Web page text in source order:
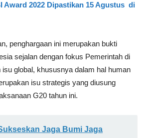
Award 2022 Dipastikan 15 Agustus di
penghargaan ini merupakan bukti
sejalan dengan fokus Pemerintah di
isu global, khususnya dalam hal human
isu strategis yang diusung
G20 tahun ini.
Jaga Bumi Jaga